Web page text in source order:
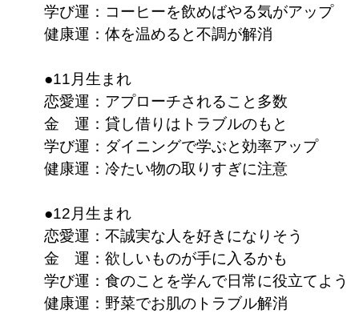
学び運：コーヒーを飲めばやる気がアップ
健康運：体を温めると不調が解消
●11月生まれ
恋愛運：アプローチされること多数
金 運：貸し借りはトラブルのもと
学び運：ダイニングで学ぶと効率アップ
健康運：冷たい物の取りすぎに注意
●12月生まれ
恋愛運：不誠実な人を好きになりそう
金 運：欲しいものが手に入るかも
学び運：食のことを学んで日常に役立てよう
健康運：野菜でお肌のトラブル解消